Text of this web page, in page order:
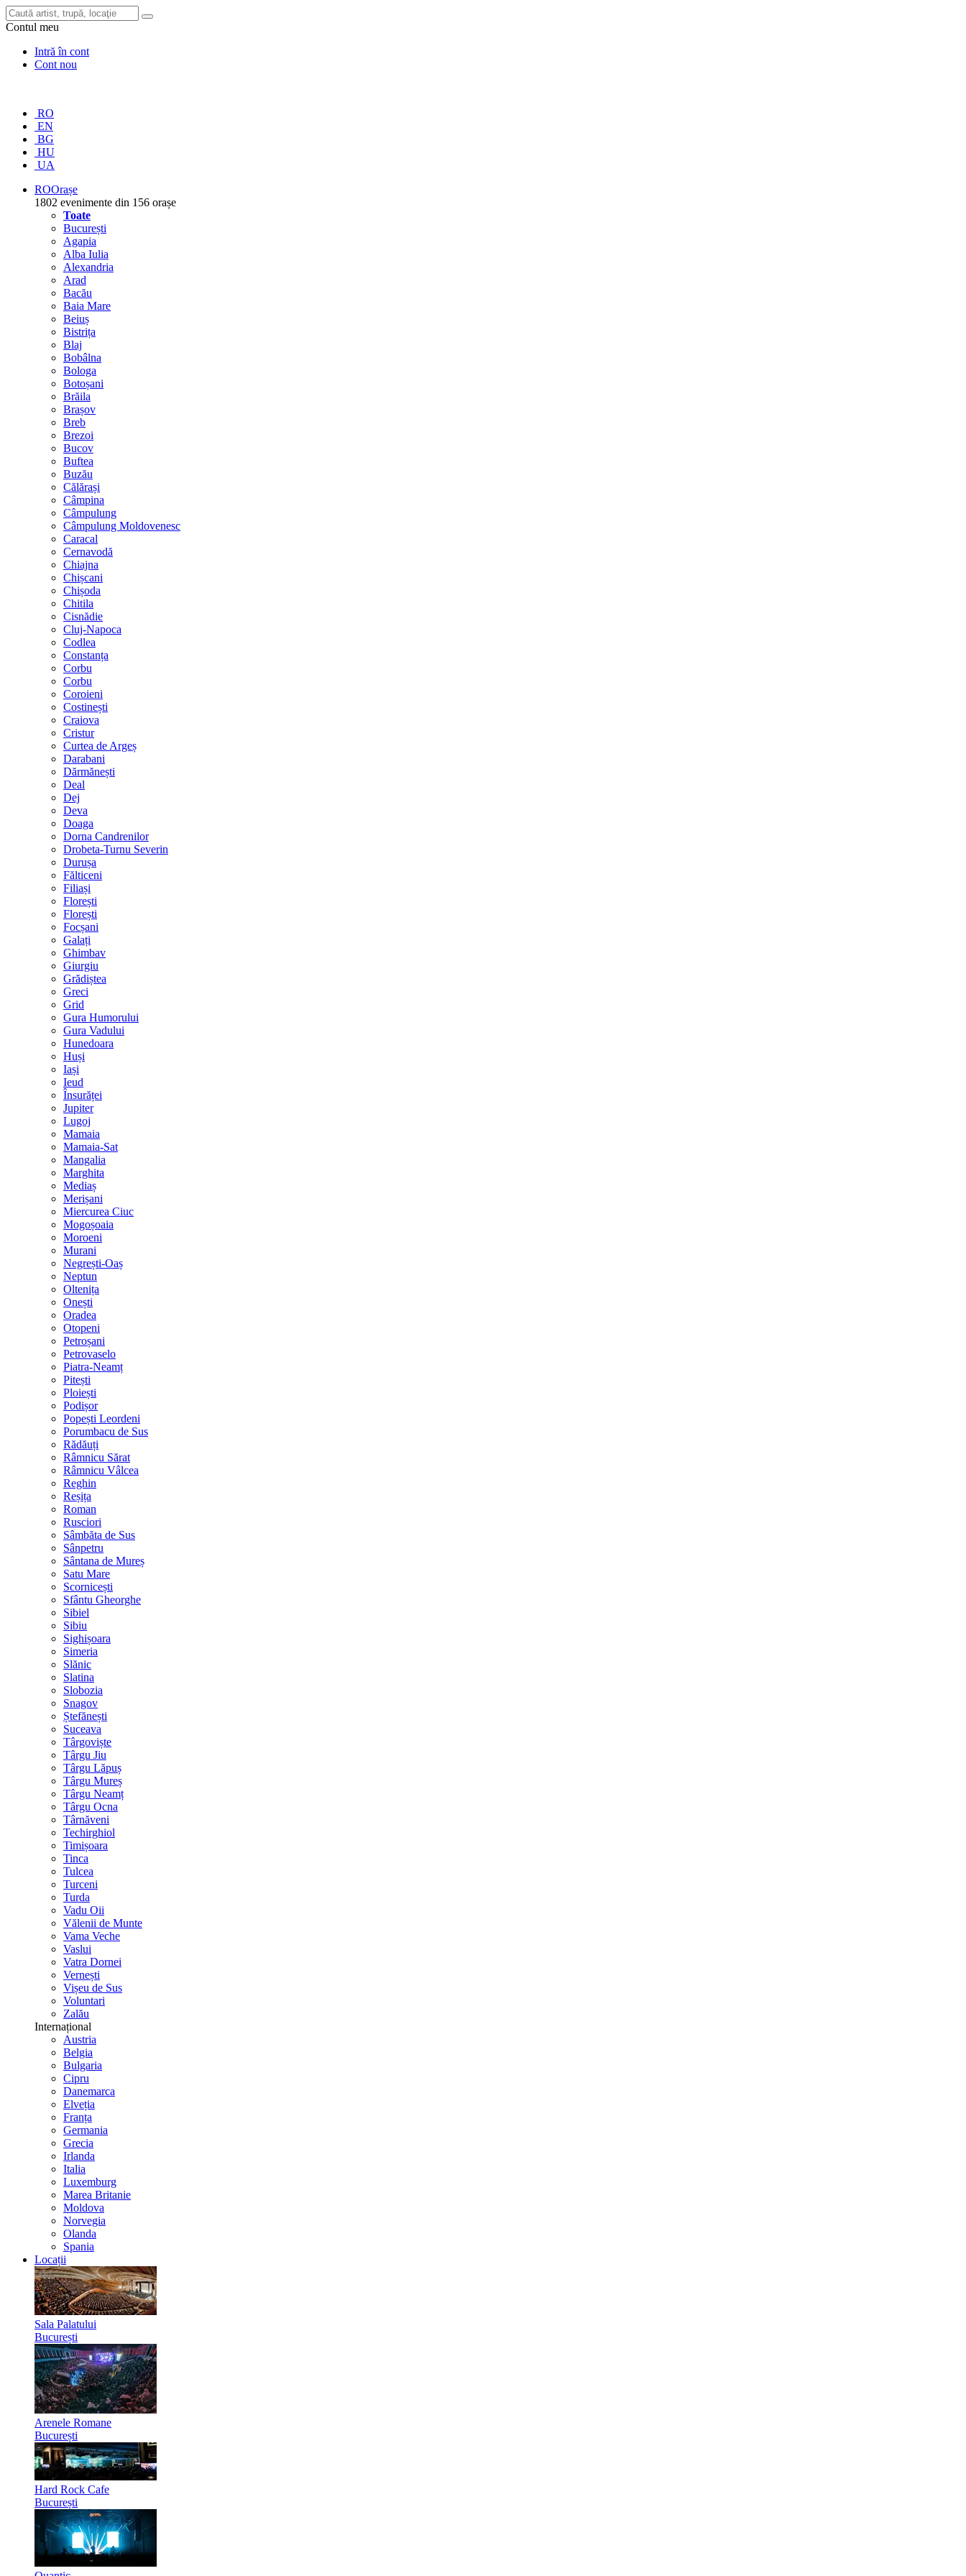
Contul meu
Intră în cont
Cont nou
RO
EN
BG
HU
UA
ROOrașe
1802 evenimente din 156 orașe
Toate
București
Agapia
Alba Iulia
Alexandria
Arad
Bacău
Baia Mare
Beiuș
Bistrița
Blaj
Bobâlna
Bologa
Botoșani
Brăila
Brașov
Breb
Brezoi
Bucov
Buftea
Buzău
Călărași
Câmpina
Câmpulung
Câmpulung Moldovenesc
Caracal
Cernavodă
Chiajna
Chișcani
Chișoda
Chitila
Cisnădie
Cluj-Napoca
Codlea
Constanța
Corbu
Corbu
Coroieni
Costinești
Craiova
Cristur
Curtea de Argeș
Darabani
Dărmănești
Deal
Dej
Deva
Doaga
Dorna Candrenilor
Drobeta-Turnu Severin
Durușa
Fălticeni
Filiași
Florești
Florești
Focșani
Galați
Ghimbav
Giurgiu
Grădiștea
Greci
Grid
Gura Humorului
Gura Vadului
Hunedoara
Huși
Iași
Ieud
Însurăței
Jupiter
Lugoj
Mamaia
Mamaia-Sat
Mangalia
Marghita
Mediaș
Merișani
Miercurea Ciuc
Mogoșoaia
Moroeni
Murani
Negrești-Oaș
Neptun
Oltenița
Onești
Oradea
Otopeni
Petroșani
Petrovaselo
Piatra-Neamț
Pitești
Ploiești
Podișor
Popești Leordeni
Porumbacu de Sus
Rădăuți
Râmnicu Sărat
Râmnicu Vâlcea
Reghin
Reșița
Roman
Rusciori
Sâmbăta de Sus
Sânpetru
Sântana de Mureș
Satu Mare
Scornicești
Sfântu Gheorghe
Sibiel
Sibiu
Sighișoara
Simeria
Slănic
Slatina
Slobozia
Snagov
Ștefănești
Suceava
Târgoviște
Târgu Jiu
Târgu Lăpuș
Târgu Mureș
Târgu Neamț
Târgu Ocna
Târnăveni
Techirghiol
Timișoara
Tinca
Tulcea
Turceni
Turda
Vadu Oii
Vălenii de Munte
Vama Veche
Vaslui
Vatra Dornei
Vernești
Vișeu de Sus
Voluntari
Zalău
Internațional
Austria
Belgia
Bulgaria
Cipru
Danemarca
Elveția
Franța
Germania
Grecia
Irlanda
Italia
Luxemburg
Marea Britanie
Moldova
Norvegia
Olanda
Spania
Locații
Sala Palatului
București
Arenele Romane
București
Hard Rock Cafe
București